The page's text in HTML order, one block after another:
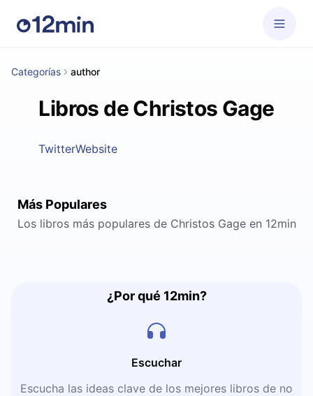
Categorías author
Libros de Christos Gage
TwitterWebsite
Más Populares
Los libros más populares de Christos Gage en 12min
¿Por qué 12min?
Escuchar
Escucha las ideas clave de los mejores libros de no